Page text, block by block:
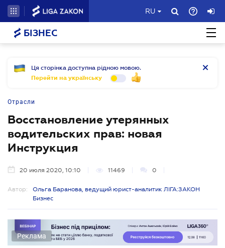
RU
БІЗНЕС
Ця сторінка доступна рідною мовою.
Перейти на українську
Отрасли
Восстановление утерянных
водительских прав: новая
Инструкция
20 июля 2020, 10:10 11469 0
Автор:
Ольга Баранова, ведущий юрист-аналитик ЛІГА:ЗАКОН
Бизнес
Реклама